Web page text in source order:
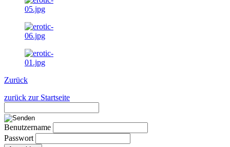
Zurück
zurück zur Startseite
Benutzername
Passwort